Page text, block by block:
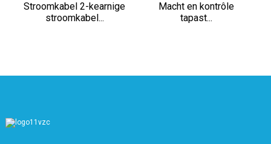
Stroomkabel 2-kearnige
stroomkabel...
Macht en kontrôle
tapast...